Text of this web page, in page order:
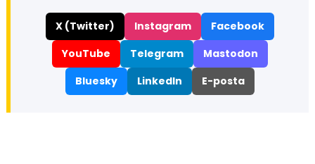
X (Twitter) Instagram
Facebook
YouTube
Telegram
Mastodon
Bluesky
LinkedIn E-posta